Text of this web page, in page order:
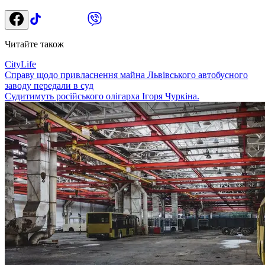
Читайте також
CityLife
Справу щодо привласнення майна Львівського автобусного
заводу передали в суд
Судитимуть російського олігарха Ігоря Чуркіна.